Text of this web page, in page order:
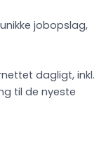
jobopslag,
dagligt, inkl.
til de nyeste